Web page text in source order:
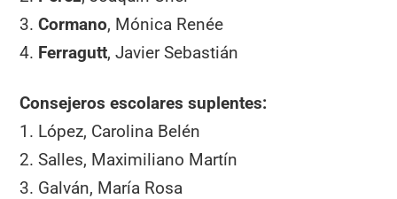
3.Cormano, Mónica Renée
4. Ferragutt, Javier Sebastián
Consejeros escolares suplentes:
1. López, Carolina Belén
2. Salles, Maximiliano Martín
3. Galván, María Rosa